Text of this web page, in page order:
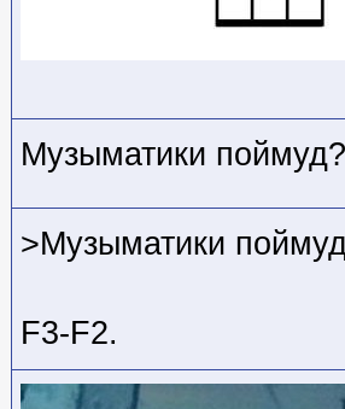
Музыматики поймуд?
>Музыматики
F3-F2.